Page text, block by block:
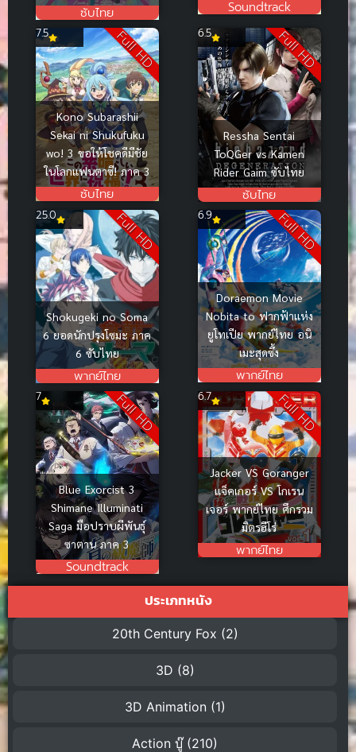
ซับไทย Soundtrack
Full HD
Kono Subarashii
Sekai ni Shukufuku
wo! 3 ขอให้โชคดีมีชัย
ในโลกแฟนตาซี! ภาค 3
ซับไทย
7.5 Full HD
Ressha Sentai
ToQGer vs Kamen
Rider Gaim ซับไทย
ซับไทย
6.5
Full HD
Shokugeki no Soma
6 ยอดนักปรุงโซมะ ภาค
6 ซับไทย
พากย์ไทย
25.0 Full HD
Doraemon Movie
Nobita to ฟากฟ้าแห่ง
ยูโทเปีย พากย์ไทย อนิ
เมะสุดซึ้ง
พากย์ไทย
6.9
Full HD
Blue Exorcist 3
Shimane Illuminati
Saga มือปราบผีพันธุ์
ซาตาน ภาค 3
Soundtrack
7 Full HD
Jacker VS Goranger
แจ็คเกอร์ VS โกเรน
เจอร์ พากย์ไทย ศึกรวม
มิตรฮีโร่
พากย์ไทย
6.7
ประเภทหนัง
20th Century Fox (2)
3D (8)
3D Animation (1)
Action บู๊(210)